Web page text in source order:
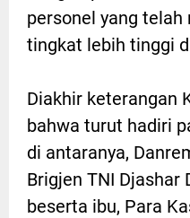
personel yang
tingkat lebih tinggi
Diakhir keterangan
bahwa turut hadiri
di antaranya,
Brigjen TNI Djashar
beserta ibu, Para